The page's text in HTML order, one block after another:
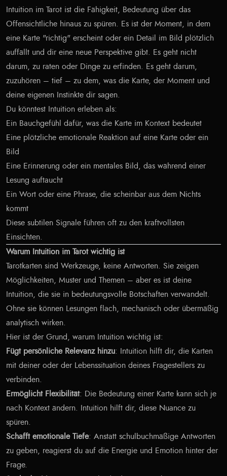
Intuition im Tarot ist die Fähigkeit, Bedeutung über das
Offensichtliche hinaus zu spüren. Es ist der Moment, in dem
eine Karte "richtig" erscheint oder ein Detail im Bild plötzlich
auffällt und dir eine neue Perspektive gibt. Es geht nicht
darum, zu raten oder Dinge zu erfinden. Es geht darum,
zuzuhören – tief – zu dem, was die Karte, der Moment und
deine eigenen Instinkte dir sagen.
Du könntest Intuition erleben als:
Ein Bauchgefühl dafür, was die Karte im Kontext bedeutet
Eine plötzliche emotionale Reaktion auf eine Karte oder ein
Bild
Eine Erinnerung oder ein mentales Bild, das während einer
Lesung auftaucht
Ein Wort oder eine Phrase, die scheinbar aus dem Nichts
kommt
Diese subtilen Signale führen oft zu den kraftvollsten
Einsichten.
Warum Intuition im Tarot wichtig ist
Tarotkarten sind Werkzeuge, keine Antworten. Sie zeigen
Möglichkeiten, Muster und Themen – aber es ist deine
Intuition, die sie in bedeutungsvolle Botschaften verwandelt.
Ohne sie können Lesungen flach, mechanisch oder übermäßig
analytisch wirken.
Hier ist der Grund, warum Intuition wichtig ist:
Fügt persönliche Relevanz hinzu: Intuition hilft dir, die Karten
mit deiner oder der Lebenssituation deines Fragestellers zu
verbinden.
Ermöglicht Flexibilität: Die Bedeutung einer Karte kann sich je
nach Kontext ändern. Intuition hilft dir, diese Nuance zu
spüren.
Schafft emotionale Tiefe: Anstatt schulbuchmäßige Antworten
zu geben, reagierst du auf die Energie und Emotion hinter der
Frage.